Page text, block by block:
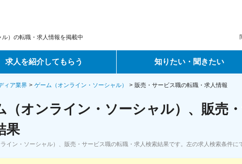
）の転職・求人情報を掲載中
求人を紹介してもらう
ントサービス
サービス
ーエージェントサービス
知りたい・聞きたい
転職ノウハウ
データで見る転職
ィア業界 ゲーム（オンライン・ソーシャル） 販売・サービス職の転職・求人情報
（オンライン・ソーシャル）、販売
果
イン・ソーシャル）、販売・サービス職の転職・求人検索結果です。左の求人検索条件に